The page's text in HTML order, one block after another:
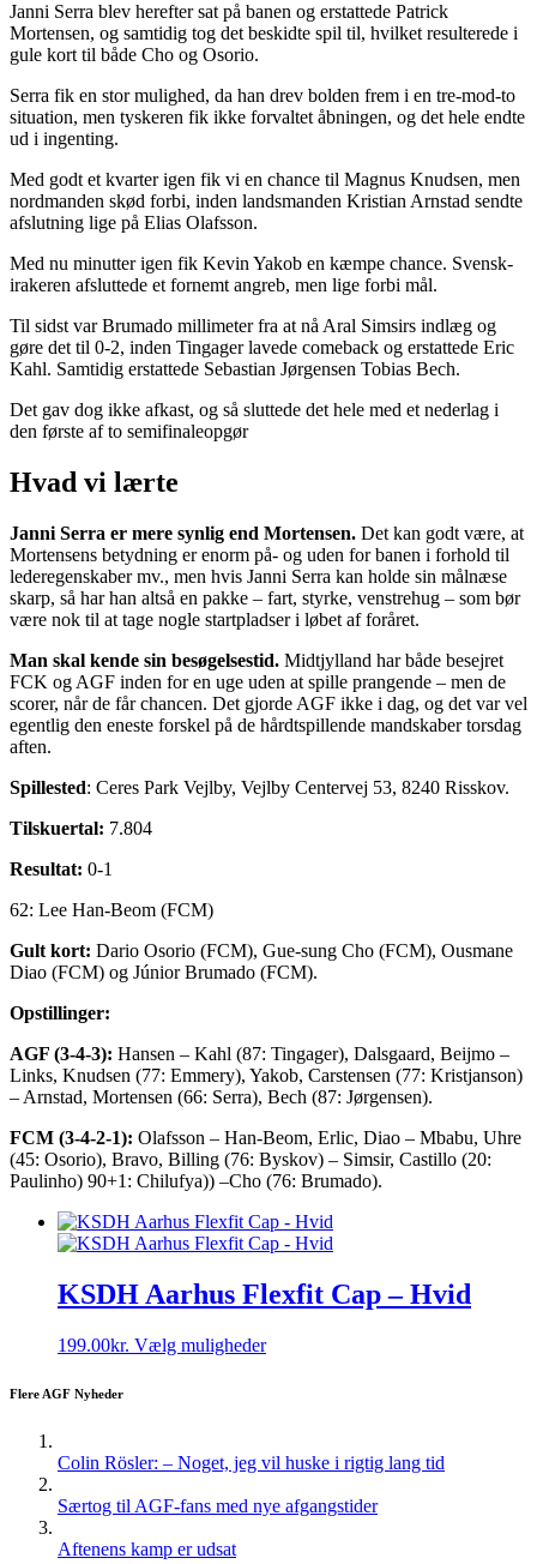
Janni Serra blev herefter sat på banen og erstattede Patrick
Mortensen, og samtidig tog det beskidte spil til, hvilket resulterede i
gule kort til både Cho og Osorio.
Serra fik en stor mulighed, da han drev bolden frem i en tre-mod-to
situation, men tyskeren fik ikke forvaltet åbningen, og det hele endte
ud i ingenting.
Med godt et kvarter igen fik vi en chance til Magnus Knudsen, men
nordmanden skød forbi, inden landsmanden Kristian Arnstad sendte
afslutning lige på Elias Olafsson.
Med nu minutter igen fik Kevin Yakob en kæmpe chance. Svensk-
irakeren afsluttede et fornemt angreb, men lige forbi mål.
Til sidst var Brumado millimeter fra at nå Aral Simsirs indlæg og
gøre det til 0-2, inden Tingager lavede comeback og erstattede Eric
Kahl. Samtidig erstattede Sebastian Jørgensen Tobias Bech.
Det gav dog ikke afkast, og så sluttede det hele med et nederlag i
den første af to semifinaleopgør
Hvad vi lærte
Janni Serra er mere synlig end Mortensen. Det kan godt være, at
Mortensens betydning er enorm på- og uden for banen i forhold til
lederegenskaber mv., men hvis Janni Serra kan holde sin målnæse
skarp, så har han altså en pakke – fart, styrke, venstrehug – som bør
være nok til at tage nogle startpladser i løbet af foråret.
Man skal kende sin besøgelsestid. Midtjylland har både besejret
FCK og AGF inden for en uge uden at spille prangende – men de
scorer, når de får chancen. Det gjorde AGF ikke i dag, og det var vel
egentlig den eneste forskel på de hårdtspillende mandskaber torsdag
aften.
Spillested: Ceres Park Vejlby, Vejlby Centervej 53, 8240 Risskov.
Tilskuertal: 7.804
Resultat: 0-1
62: Lee Han-Beom (FCM)
Gult kort: Dario Osorio (FCM), Gue-sung Cho (FCM), Ousmane
Diao (FCM) og Júnior Brumado (FCM).
Opstillinger:
AGF (3-4-3): Hansen – Kahl (87: Tingager), Dalsgaard, Beijmo –
Links, Knudsen (77: Emmery), Yakob, Carstensen (77: Kristjanson)
– Arnstad, Mortensen (66: Serra), Bech (87: Jørgensen).
FCM (3-4-2-1): Olafsson – Han-Beom, Erlic, Diao – Mbabu, Uhre
(45: Osorio), Bravo, Billing (76: Byskov) – Simsir, Castillo (20:
Paulinho) 90+1: Chilufya)) –Cho (76: Brumado).
KSDH Aarhus Flexfit Cap – Hvid
199.00kr. Vælg mulighederDette
Mulighederne
kan
vælges
på
Flere AGF Nyheder
Colin Rösler: – Noget, jeg vil huske i rigtig lang tid
Særtog til AGF-fans med nye afgangstider
Aftenens kamp er udsat